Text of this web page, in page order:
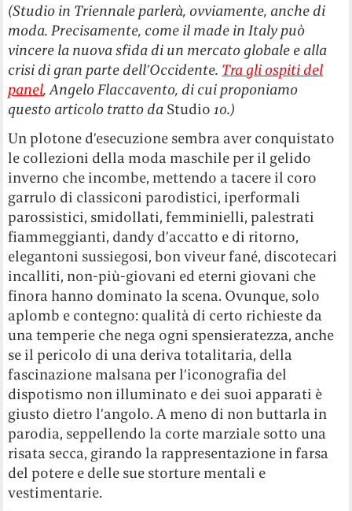
(Studio in Triennale parlerà, ovviamente, anche di
moda. Precisamente, come il made in Italy può
vincere la nuova sfida di un mercato globale e alla
crisi di gran parte dell’Occidente. Tra gli ospiti del
panel, Angelo Flaccavento, di cui proponiamo
questo articolo tratto da Studio 10.)
Un plotone d’esecuzione sembra aver conquistato
le collezioni della moda maschile per il gelido
inverno che incombe, mettendo a tacere il coro
garrulo di classiconi parodistici, iperformali
parossistici, smidollati, femminielli, palestrati
fiammeggianti, dandy d’accatto e di ritorno,
elegantoni sussiegosi, bon viveur fané, discotecari
incalliti, non-più-giovani ed eterni giovani che
finora hanno dominato la scena. Ovunque, solo
aplomb e contegno: qualità di certo richieste da
una temperie che nega ogni spensieratezza, anche
se il pericolo di una deriva totalitaria, della
fascinazione malsana per l’iconografia del
dispotismo non illuminato e dei suoi apparati è
giusto dietro l’angolo. A meno di non buttarla in
parodia, seppellendo la corte marziale sotto una
risata secca, girando la rappresentazione in farsa
del potere e delle sue storture mentali e
vestimentarie.